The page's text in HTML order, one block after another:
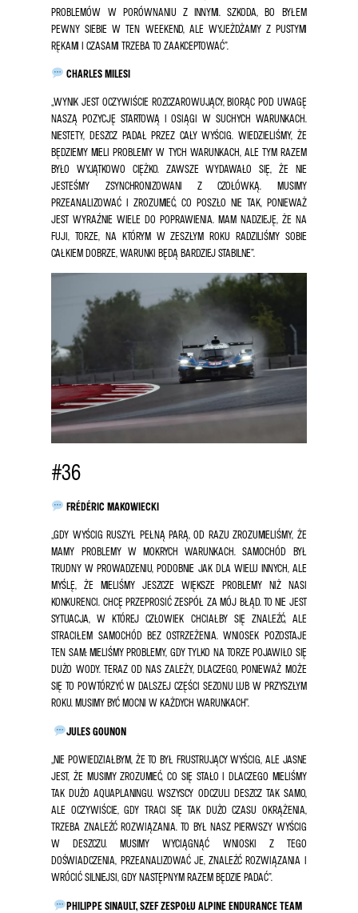
PROBLEMÓW W PORÓWNANIU Z INNYMI. SZKODA, BO BYŁEM
PEWNY SIEBIE W TEN WEEKEND, ALE WYJEŻDŻAMY Z PUSTYMI
RĘKAMI I CZASAMI TRZEBA TO ZAAKCEPTOWAĆ”.
CHARLES MILESI
„WYNIK JEST OCZYWIŚCIE ROZCZAROWUJĄCY, BIORĄC POD UWAGĘ
NASZĄ POZYCJĘ STARTOWĄ I OSIĄGI W SUCHYCH WARUNKACH.
NIESTETY, DESZCZ PADAŁ PRZEZ CAŁY WYŚCIG. WIEDZIELIŚMY, ŻE
BĘDZIEMY MIELI PROBLEMY W TYCH WARUNKACH, ALE TYM RAZEM
BYŁO WYJĄTKOWO CIĘŻKO. ZAWSZE WYDAWAŁO SIĘ, ŻE NIE
JESTEŚMY ZSYNCHRONIZOWANI Z CZOŁÓWKĄ. MUSIMY
PRZEANALIZOWAĆ I ZROZUMIEĆ, CO POSZŁO NIE TAK, PONIEWAŻ
JEST WYRAŹNIE WIELE DO POPRAWIENIA. MAM NADZIEJĘ, ŻE NA
FUJI, TORZE, NA KTÓRYM W ZESZŁYM ROKU RADZILIŚMY SOBIE
CAŁKIEM DOBRZE, WARUNKI BĘDĄ BARDZIEJ STABILNE”.
#36
FRÉDÉRIC MAKOWIECKI
„GDY WYŚCIG RUSZYŁ PEŁNĄ PARĄ, OD RAZU ZROZUMIELIŚMY, ŻE
MAMY PROBLEMY W MOKRYCH WARUNKACH. SAMOCHÓD BYŁ
TRUDNY W PROWADZENIU, PODOBNIE JAK DLA WIELU INNYCH, ALE
MYŚLĘ, ŻE MIELIŚMY JESZCZE WIĘKSZE PROBLEMY NIŻ NASI
KONKURENCI. CHCĘ PRZEPROSIĆ ZESPÓŁ ZA MÓJ BŁĄD. TO NIE JEST
SYTUACJA, W KTÓREJ CZŁOWIEK CHCIAŁBY SIĘ ZNALEŹĆ, ALE
STRACIŁEM SAMOCHÓD BEZ OSTRZEŻENIA. WNIOSEK POZOSTAJE
TEN SAM: MIELIŚMY PROBLEMY, GDY TYLKO NA TORZE POJAWIŁO SIĘ
DUŻO WODY. TERAZ OD NAS ZALEŻY, DLACZEGO, PONIEWAŻ MOŻE
SIĘ TO POWTÓRZYĆ W DALSZEJ CZĘŚCI SEZONU LUB W PRZYSZŁYM
ROKU. MUSIMY BYĆ MOCNI W KAŻDYCH WARUNKACH”.
JULES GOUNON
„NIE POWIEDZIAŁBYM, ŻE TO BYŁ FRUSTRUJĄCY WYŚCIG, ALE JASNE
JEST, ŻE MUSIMY ZROZUMIEĆ, CO SIĘ STAŁO I DLACZEGO MIELIŚMY
TAK DUŻO AQUAPLANINGU. WSZYSCY ODCZULI DESZCZ TAK SAMO,
ALE OCZYWIŚCIE, GDY TRACI SIĘ TAK DUŻO CZASU OKRĄŻENIA,
TRZEBA ZNALEŹĆ ROZWIĄZANIA. TO BYŁ NASZ PIERWSZY WYŚCIG
W DESZCZU. MUSIMY WYCIĄGNĄĆ WNIOSKI Z TEGO
DOŚWIADCZENIA, PRZEANALIZOWAĆ JE, ZNALEŹĆ ROZWIĄZANIA I
WRÓCIĆ SILNIEJSI, GDY NASTĘPNYM RAZEM BĘDZIE PADAĆ”.
PHILIPPE SINAULT, SZEF ZESPOŁU ALPINE ENDURANCE TEAM